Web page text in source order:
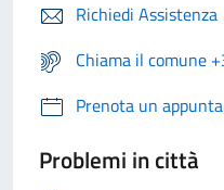
Richiedi Assistenza
Chiama il comune
Prenota un
Problemi in città